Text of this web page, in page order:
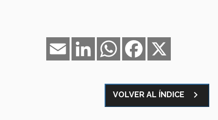
Facebook
WhatsApp
LinkedIn
Email
VOLVER AL ÍNDICE navigate_next